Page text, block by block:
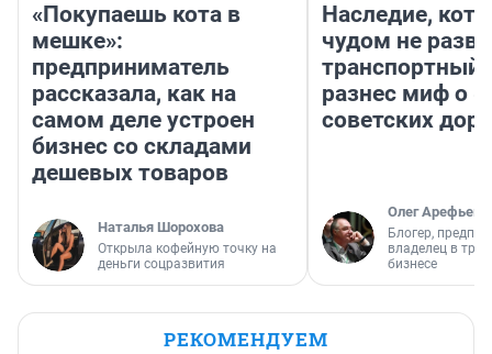
«Покупаешь кота в
мешке»:
предприниматель
рассказала, как на
самом деле устроен
бизнес со складами
дешевых товаров
Наталья Шорохова
Открыла кофейную точку на
деньги соцразвития
Наследие,
чудом не
транспортный
разнес миф о
советских
Олег Арефьев
Блогер,
владелец в
бизнесе
РЕКОМЕНДУЕМ